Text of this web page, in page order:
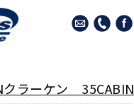
クラーケン 35CABIN